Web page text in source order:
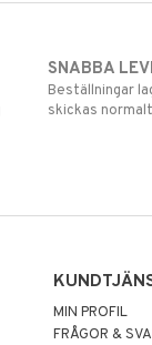
SNABBA
Beställningar
skickas
MIN PROFIL
FRÅGOR &